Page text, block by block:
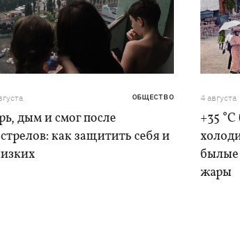
ОБЩЕСТВО
дым и смог после
как защитить себя и
4 августа
+35
былые
жары